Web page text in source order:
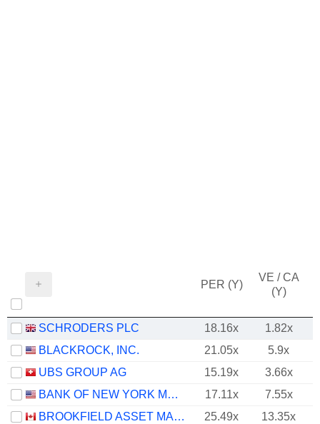
PER (Y)
VE / CA
(Y)
SCHRODERS PLC 18.16x
1.82x
BLACKROCK, INC.
21.05x 5.9x
UBS GROUP AG
15.19x
3.66x
BANK OF NEW YORK MELLON CORPORATION (THE)
17.11x
7.55x
BROOKFIELD ASSET MANAGEMENT LTD.
25.49x
13.35x